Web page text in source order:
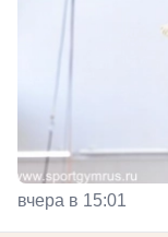
вчера в 15:01